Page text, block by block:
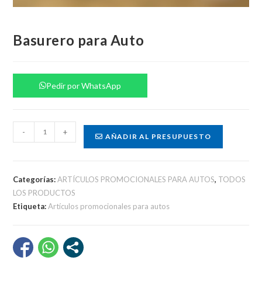
Basurero para Auto
Pedir por WhatsApp
Basurero
para
- + AÑADIR AL PRESUPUESTO
Categorías:ARTÍCULOS PROMOCIONALES PARA AUTOS, TODOS
LOS PRODUCTOS
Etiqueta:Artículos promocionales para autos